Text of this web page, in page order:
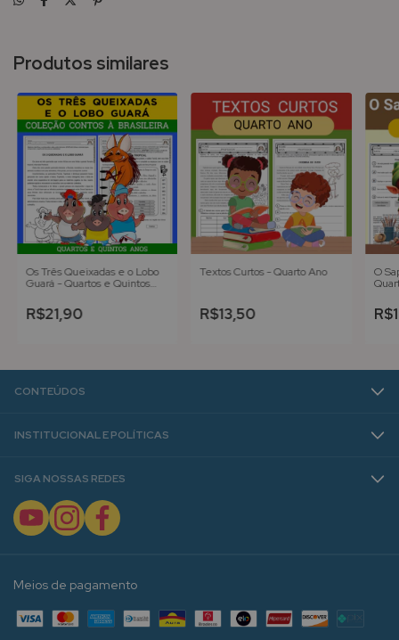
Produtos similares
Os Três Queixadas e o Lobo
Guará - Quartos e Quintos
R$21,90
Textos Curtos - Quarto Ano
R$13,50
O
CONTEÚDOS
INSTITUCIONAL E POLÍTICAS
SIGA NOSSAS REDES
Meios de pagamento